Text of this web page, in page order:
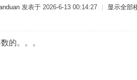
发表于 2026-6-13 00:14:27 显示全部
的。。。